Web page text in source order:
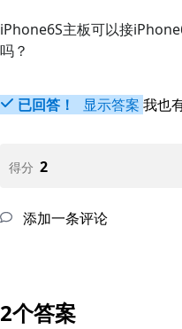
iPhone6S主板可以接
吗？
已回答！ 显示答案 我也
得分 2
添加一条评论
2个答案